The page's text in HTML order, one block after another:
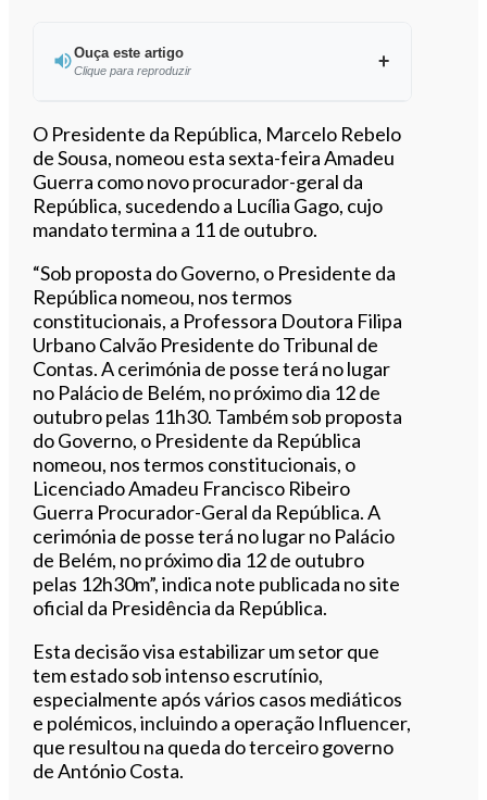
Ouça este artigo
Clique para reproduzir
Ouvir este artigo
O Presidente da República, Marcelo Rebelo
de Sousa, nomeou esta sexta-feira Amadeu
Guerra como novo procurador-geral da
República, sucedendo a Lucília Gago, cujo
mandato termina a 11 de outubro.
“Sob proposta do Governo, o Presidente da
República nomeou, nos termos
constitucionais, a Professora Doutora Filipa
Urbano Calvão Presidente do Tribunal de
Contas. A cerimónia de posse terá no lugar
no Palácio de Belém, no próximo dia 12 de
outubro pelas 11h30. Também sob proposta
do Governo, o Presidente da República
nomeou, nos termos constitucionais, o
Licenciado Amadeu Francisco Ribeiro
Guerra Procurador-Geral da República. A
cerimónia de posse terá no lugar no Palácio
de Belém, no próximo dia 12 de outubro
pelas 12h30m”, indica note publicada no site
oficial da Presidência da República.
Esta decisão visa estabilizar um setor que
tem estado sob intenso escrutínio,
especialmente após vários casos mediáticos
e polémicos, incluindo a operação Influencer,
que resultou na queda do terceiro governo
de António Costa.